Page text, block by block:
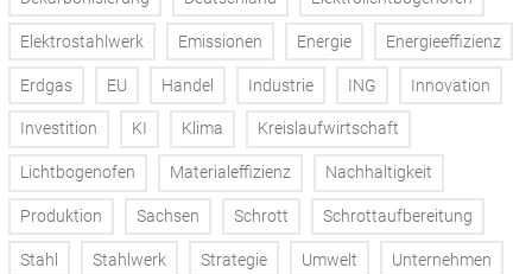
Elektrostahlwerk Emissionen Energie Energieeffizienz
Erdgas EU Handel Industrie ING Innovation
Investition KI Klima Kreislaufwirtschaft
Lichtbogenofen Materialeffizienz Nachhaltigkeit
Produktion Sachsen Schrott Schrottaufbereitung
Stahl Stahlwerk Strategie Umwelt Unternehmen